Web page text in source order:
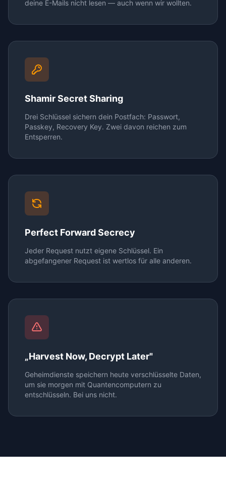
deine E-Mails nicht lesen — auch wenn wir wollten.
Shamir Secret Sharing
Drei Schlüssel sichern dein Postfach: Passwort,
Passkey, Recovery Key. Zwei davon reichen zum
Entsperren.
Perfect Forward Secrecy
Jeder Request nutzt eigene Schlüssel. Ein
abgefangener Request ist wertlos für alle anderen.
„Harvest Now, Decrypt Later"
Geheimdienste speichern heute verschlüsselte Daten,
um sie morgen mit Quantencomputern zu
entschlüsseln. Bei uns nicht.